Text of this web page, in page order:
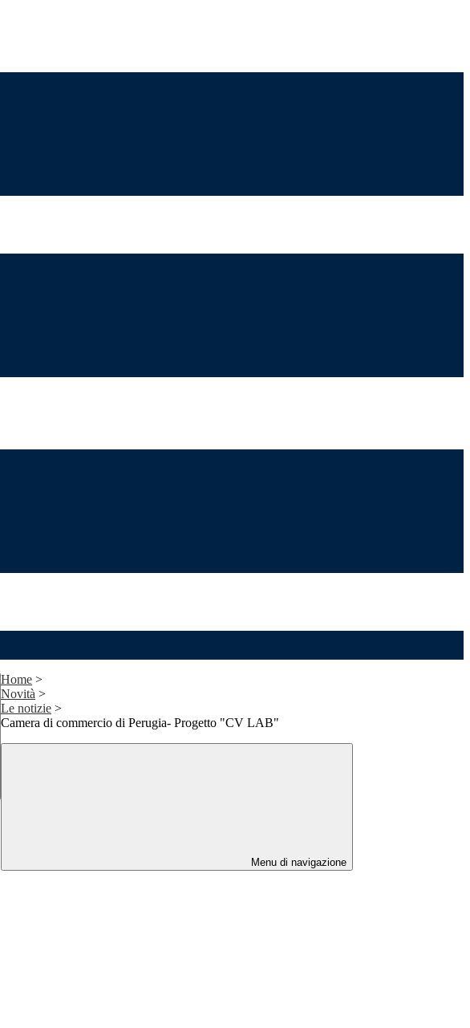
Home >
Novità >
Le notizie >
Camera di commercio di Perugia- Progetto "CV LAB"
Menu di navigazione